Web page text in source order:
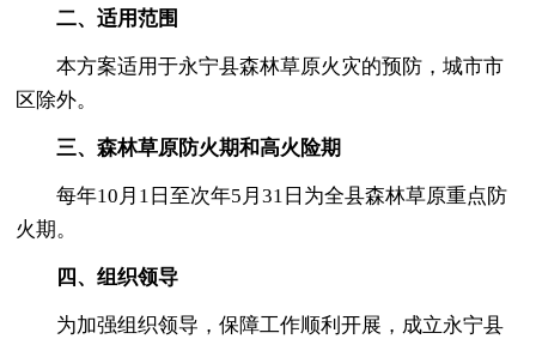
二、适用范围
本方案适用于永宁县森林草原火灾的预防，城市市
区除外。
三、森林草原防火期和高火险期
每年10月1日至次年5月31日为全县森林草原重点防
火期。
四、组织领导
为加强组织领导，保障工作顺利开展，成立永宁县